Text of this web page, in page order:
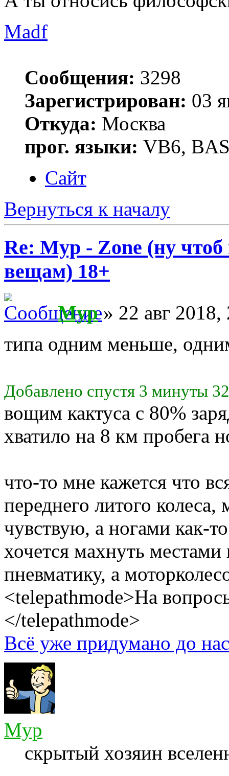
Madf
Сообщения: 3298
Зарегистрирован: 03
Откуда: Москва
прог. языки: VB6,
Сайт
Вернуться к началу
Re: Myp - Zone (ну
вещам) 18+
Myp» 22 авг 2018,
типа одним меньше,
Добавлено спустя 3 минуты
вощим кактуса с 80%
хватило на 8 км пробега
что-то мне кажется что
переднего литого
чувствую, а ногами как-
хочется махнуть местами
пневматику, а
<telepathmode>На
</telepathmode>
Всё уже придумано до
Myp
скрытый хозяин